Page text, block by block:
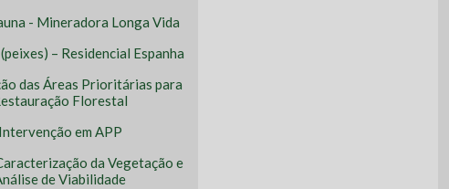
- Mineradora Longa Vida
– Residencial Espanha
das Áreas Prioritárias para
Florestal
Intervenção em APP
da Vegetação e
de Viabilidade